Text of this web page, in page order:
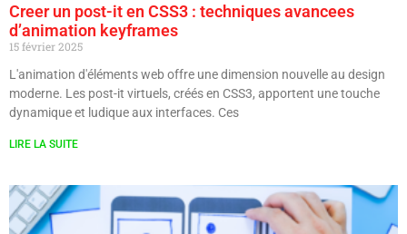
Creer un post-it en CSS3 : techniques avancees
d’animation keyframes
15 février 2025
L'animation d'éléments web offre une dimension nouvelle au design
moderne. Les post-it virtuels, créés en CSS3, apportent une touche
dynamique et ludique aux interfaces. Ces
LIRE LA SUITE